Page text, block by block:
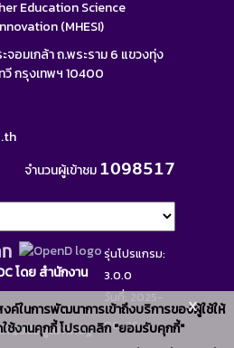
Education Science
(MHESI)
จอมเกล้า ถ.พระราม 6 แขวงทุ่ง
วี กรุงเทพฯ 10400
จำนวนผู้เข้าชม1098517
โดย สำนักงาน
ญชีข้อมูลภาครัฐ
รุ่นโปรแกรม:
3.0.0
วันที่: 2025-
06-26
ค์ในการพัฒนาการเข้าถึงบริการของผู้ใช้ให้
ช้งานคุกกี้ โปรดคลิก "ยอมรับคุกกี้"
x